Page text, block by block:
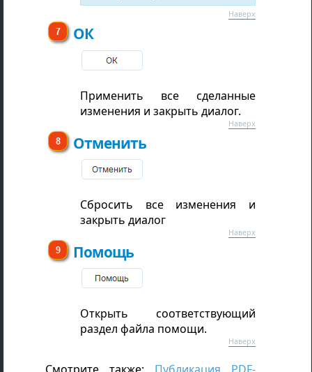
Наверх
ОК
Применить все сделанные
изменения и закрыть диалог.
Наверх
Отменить
Сбросить все изменения и
закрыть диалог
Наверх
Помощь
Открыть соответствующий
раздел файла помощи.
Наверх